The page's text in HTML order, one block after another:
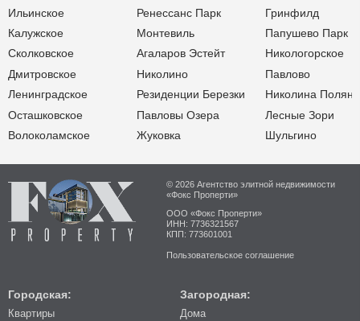
Ильинское
Калужское
Сколковское
Дмитровское
Ленинградское
Осташковское
Волоколамское
Ренессанс Парк
Монтевиль
Агаларов Эстейт
Николино
Резиденции Березки
Павловы Озера
Жуковка
Гринфилд
Папушево Парк
Никологорское
Павлово
Николина Поляна
Лесные Зори
Шульгино
© 2026 Агентство элитной недвижимости
«Фокс Проперти»
ООО «Фокс Проперти»
ИНН: 7736321567
КПП: 773601001
Пользовательское соглашение
Городская:
Квартиры
Загородная:
Дома